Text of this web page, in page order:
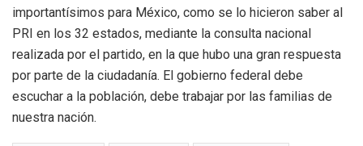
importantísimos para México, como se lo hicieron saber al
PRI en los 32 estados, mediante la consulta nacional
realizada por el partido, en la que hubo una gran respuesta
por parte de la ciudadanía. El gobierno federal debe
escuchar a la población, debe trabajar por las familias de
nuestra nación.